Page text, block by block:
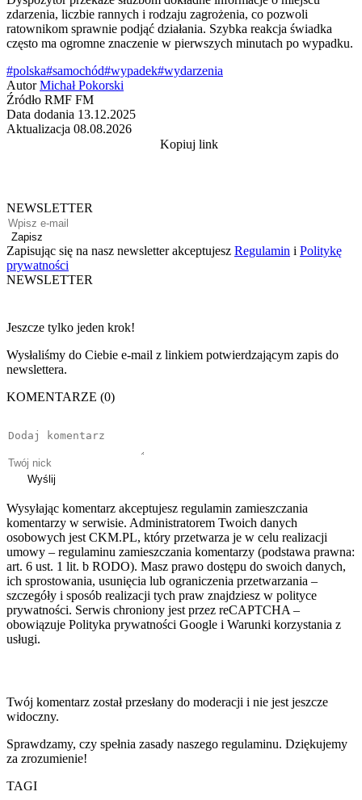
zdarzenia, liczbie rannych i rodzaju zagrożenia, co pozwoli
ratownikom sprawnie podjąć działania. Szybka reakcja świadka
często ma ogromne znaczenie w pierwszych minutach po wypadku.
#polska#samochód#wypadek#wydarzenia
Autor Michał Pokorski
Źródło RMF FM
Data dodania 13.12.2025
Aktualizacja 08.08.2026
Kopiuj link
NEWSLETTER
Zapisz
Zapisując się na nasz newsletter akceptujesz Regulamin i Politykę
prywatności
NEWSLETTER
Jeszcze tylko jeden krok!
Wysłaliśmy do Ciebie e-mail z linkiem potwierdzającym zapis do
newslettera.
KOMENTARZE (0)
Wyślij
Wysyłając komentarz akceptujesz regulamin zamieszczania
komentarzy w serwisie. Administratorem Twoich danych
osobowych jest CKM.PL, który przetwarza je w celu realizacji
umowy – regulaminu zamieszczania komentarzy (podstawa prawna:
art. 6 ust. 1 lit. b RODO). Masz prawo dostępu do swoich danych,
ich sprostowania, usunięcia lub ograniczenia przetwarzania –
szczegóły i sposób realizacji tych praw znajdziesz w polityce
prywatności. Serwis chroniony jest przez reCAPTCHA –
obowiązuje Polityka prywatności Google i Warunki korzystania z
usługi.
Twój komentarz został przesłany do moderacji i nie jest jeszcze
widoczny.
Sprawdzamy, czy spełnia zasady naszego regulaminu. Dziękujemy
za zrozumienie!
TAGI